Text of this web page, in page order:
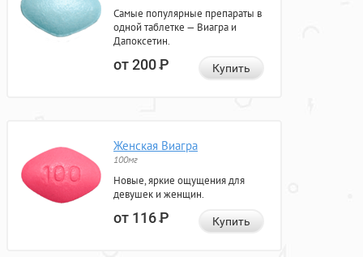
Самые популярные препараты в
одной таблетке — Виагра и
Дапоксетин.
от 200Р Купить
Женская Виагра
100мг
Новые, яркие ощущения для
девушек и женщин.
от 116Р Купить